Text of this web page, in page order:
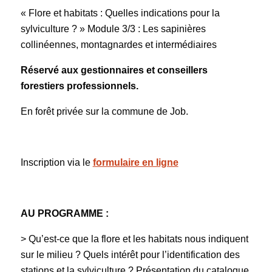
« Flore et habitats : Quelles indications pour la
sylviculture ? » Module 3/3 : Les sapinières
collinéennes, montagnardes et intermédiaires
Réservé aux gestionnaires et conseillers
forestiers professionnels.
En forêt privée sur la commune de Job.
Inscription via le formulaire en ligne
AU PROGRAMME :
> Qu’est-ce que la flore et les habitats nous indiquent
sur le milieu ? Quels intérêt pour l’identification des